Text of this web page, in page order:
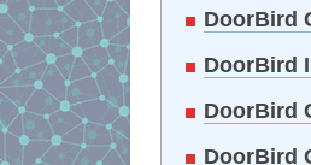
DoorBird
DoorBird
DoorBird
DoorBird